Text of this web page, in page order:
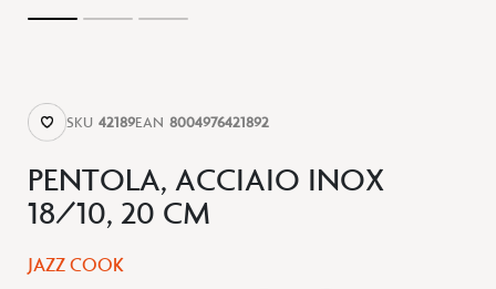
PENTOLA, ACCIAIO INOX
18/10, 20 CM
SKU 42189EAN 8004976421892
JAZZ COOK